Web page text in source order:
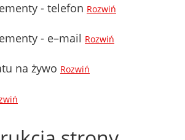
- telefon Rozwiń
- e–mail Rozwiń
na żywo Rozwiń